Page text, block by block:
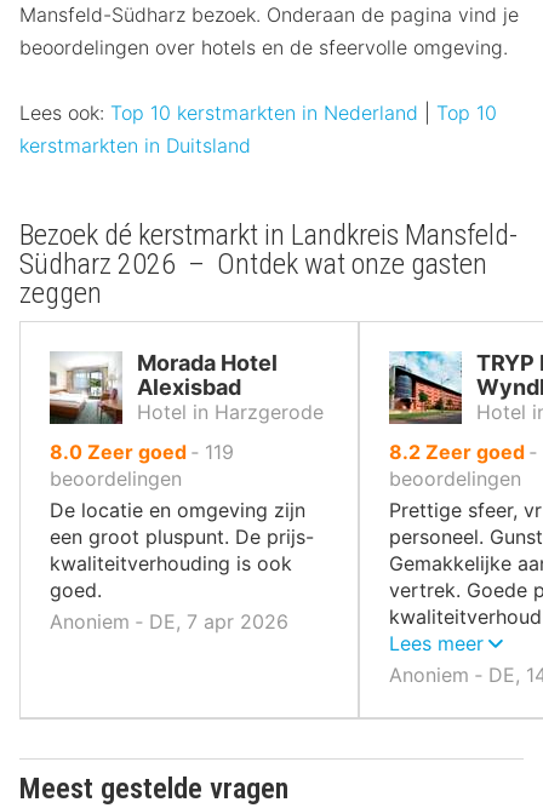
Mansfeld-Südharz bezoek. Onderaan de pagina vind je
beoordelingen over hotels en de sfeervolle omgeving.
Lees ook: Top 10 kerstmarkten in Nederland
Top 10
kerstmarkten in Duitsland
Bezoek dé kerstmarkt in Landkreis Mansfeld-
Südharz 2026 – Ontdek wat onze gasten
zeggen
Morada Hotel
Alexisbad
Hotel in Harzgerode
8.0uit
10
,
Zeer goed ‐ 119
beoordelingen
De locatie en omgeving zijn
een groot pluspunt. De prijs-
kwaliteitverhouding is ook
goed.
Anoniem ‐ DE, 7 apr 2026
TRYP
Hotel
8.2uit
10
,
Zeer goed ‐
beoordelingen
Prettige sfeer,
personeel.
Gemakkelijke
vertrek. Goede
echte aanrader.
Lees meer
Anoniem ‐ DE,
Meest gestelde vragen